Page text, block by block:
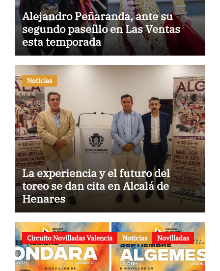
Alejandro Peñaranda, ante su
segundo paseíllo en Las Ventas
esta temporada
Noticias
La experiencia y el futuro del
toreo se dan cita en Alcalá de
Henares
Circuito Novilladas Valencia Noticias Novilladas